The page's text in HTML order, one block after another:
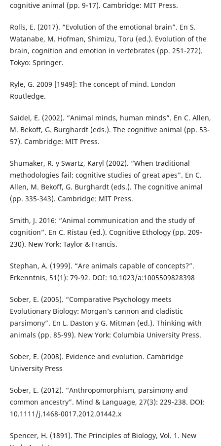
cognitive animal (pp. 9-17). Cambridge: MIT Press.
Rolls, E. (2017). “Evolution of the emotional brain”. En S.
Watanabe, M. Hofman, Shimizu, Toru (ed.). Evolution of the
brain, cognition and emotion in vertebrates (pp. 251-272).
Tokyo: Springer.
Ryle, G. 2009 [1949]: The concept of mind. London
Routledge.
Saidel, E. (2002). “Animal minds, human minds”. En C. Allen,
M. Bekoff, G. Burghardt (eds.). The cognitive animal (pp. 53-
57). Cambridge: MIT Press.
Shumaker, R. y Swartz, Karyl (2002). “When traditional
methodologies fail: cognitive studies of great apes”. En C.
Allen, M. Bekoff, G. Burghardt (eds.). The cognitive animal
(pp. 335-343). Cambridge: MIT Press.
Smith, J. 2016: “Animal communication and the study of
cognition”. En C. Ristau (ed.). Cognitive Ethology (pp. 209-
230). New York: Taylor & Francis.
Stephan, A. (1999). “Are animals capable of concepts?”.
Erkenntnis, 51(1): 79-92. DOI: 10.1023/a:1005509828398
Sober, E. (2005). “Comparative Psychology meets
Evolutionary Biology: Morgan’s cannon and cladistic
parsimony”. En L. Daston y G. Mitman (ed.). Thinking with
animals (pp. 85-99). New York: Columbia University Press.
Sober, E. (2008). Evidence and evolution. Cambridge
University Press
Sober, E. (2012). “Anthropomorphism, parsimony and
common ancestry”. Mind & Language, 27(3): 229-238. DOI:
10.1111/j.1468-0017.2012.01442.x
Spencer, H. (1891). The Principles of Biology, Vol. 1. New